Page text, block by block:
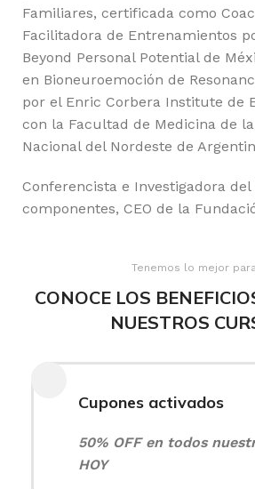
Familiares, certificada como
Facilitadora de Entrenamientos
Beyond Personal Potential de
en Bioneuroemoción de
por el Enric Corbera Institute de
con la Facultad de Medicina de
Nacional del Nordeste de
Conferencista e Investigadora del
componentes, CEO de la
Tenemos lo mejor
CONOCE LOS
NUESTROS
Cupones activados
50% OFF en todos
HOY